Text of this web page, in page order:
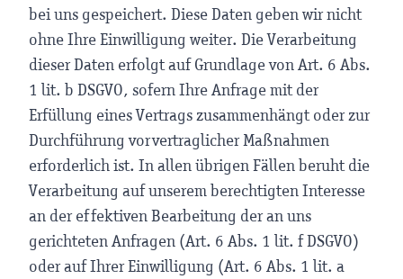
bei uns gespeichert. Diese Daten geben wir nicht
ohne Ihre Einwilligung weiter. Die Verarbeitung
dieser Daten erfolgt auf Grundlage von Art. 6 Abs.
1 lit. b DSGVO, sofern Ihre Anfrage mit der
Erfüllung eines Vertrags zusammenhängt oder zur
Durchführung vorvertraglicher Maßnahmen
erforderlich ist. In allen übrigen Fällen beruht die
Verarbeitung auf unserem berechtigten Interesse
an der effektiven Bearbeitung der an uns
gerichteten Anfragen (Art. 6 Abs. 1 lit. f DSGVO)
oder auf Ihrer Einwilligung (Art. 6 Abs. 1 lit. a